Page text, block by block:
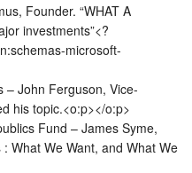
Founder. “WHAT A
investments”<?
microsoft-
– John Ferguson, Vice-
his topic.<o:p></o:p>
Fund – James Syme,
What We Want, and What We